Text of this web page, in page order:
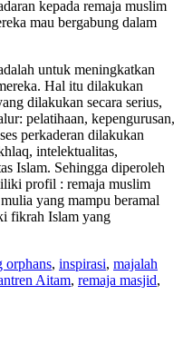
kepada remaja muslim
mau bergabung dalam
untuk meningkatkan
Hal itu dilakukan
dilakukan secara serius,
pelatihaan, kepengurusan,
perkaderan dilakukan
intelektualitas,
Islam. Sehingga diperoleh
profil : remaja muslim
yang mampu beramal
fikrah Islam yang
orphans, inspirasi, majalah
Aitam, remaja masjid,